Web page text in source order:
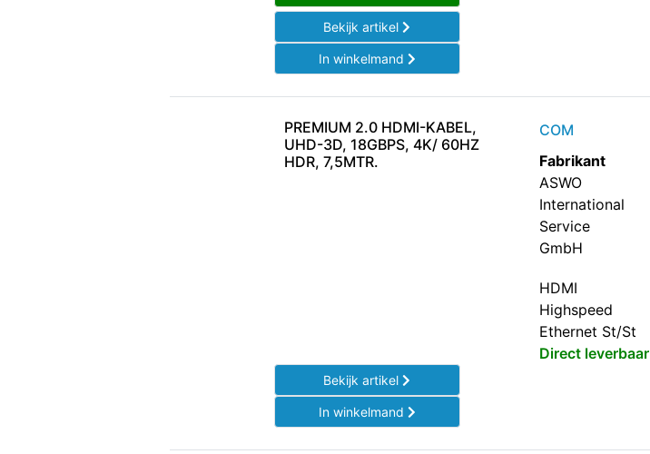
Bekijk artikel
In winkelmand
PREMIUM 2.0 HDMI-KABEL,
UHD-3D, 18GBPS, 4K/ 60HZ
HDR, 7,5MTR.
COM
Fabrikant
ASWO
International
Service
GmbH
HDMI
Highspeed
Ethernet St/St
Direct leverbaar
Bekijk artikel
In winkelmand